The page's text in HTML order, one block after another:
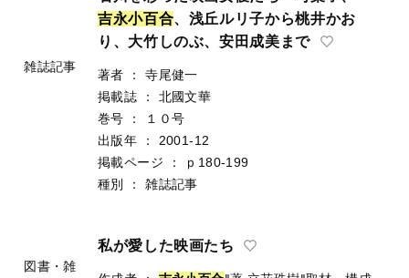
雑誌記事
吉永小百合、浅丘ルリ子から桃井かお
り、大竹しのぶ、安田成美まで
著者 ：
寺尾健一
掲載誌
：
北國文華
巻号
：
１０号
出版年
：
2001-12
掲載ページ
：
ｐ180-199
種別
： 雑誌記事
図書・雑
私が愛した映画たち